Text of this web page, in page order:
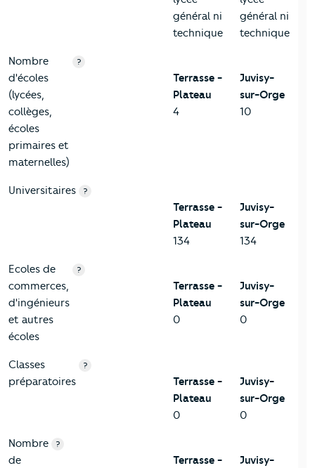
général ni
technique
général ni
technique
Nombre
d'écoles
(lycées,
collèges,
écoles
primaires et
maternelles)
?
Terrasse -
Plateau
4
Juvisy-
sur-Orge
10
Universitaires ?
Terrasse -
Plateau
134
Juvisy-
sur-Orge
134
Ecoles de
commerces,
d'ingénieurs
et autres
écoles
?
Terrasse -
Plateau
0
Juvisy-
sur-Orge
0
Classes
préparatoires
?
Terrasse -
Plateau
0
Juvisy-
sur-Orge
0
Nombre
de
?
Terrasse -
Juvisy-